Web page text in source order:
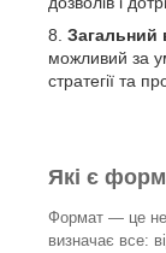
Загальний
можливий за
стратегії та
Які є
Формат — це не
визначає все: